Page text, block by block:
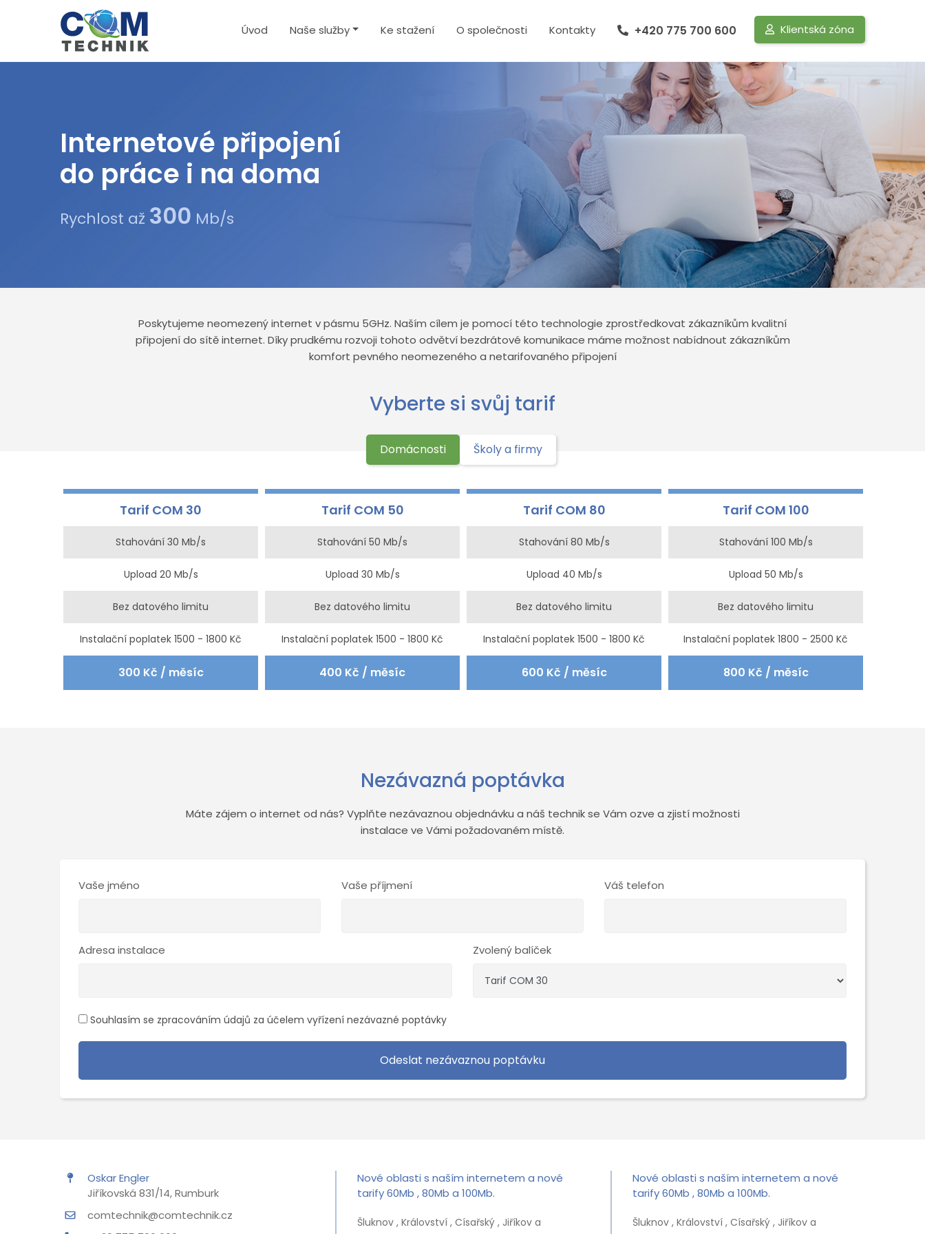
Úvod Naše služby Ke stažení O společnosti Kontakty +420 775 700 600 Klientská zóna
Internetové připojení
do práce i na doma
Rychlost až 300 Mb/s
Poskytujeme neomezený internet v pásmu 5GHz. Naším cílem je pomocí této technologie zprostředkovat zákazníkům kvalitní
připojení do sítě internet. Díky prudkému rozvoji tohoto odvětví bezdrátové komunikace máme možnost nabídnout zákazníkům
komfort pevného neomezeného a netarifovaného připojení
Vyberte si svůj tarif
Domácnosti Školy a firmy
Tarif COM 30
Stahování 30 Mb/s
Upload 20 Mb/s
Bez datového limitu
Instalační poplatek 1500 - 1800 Kč
300 Kč / měsíc
Tarif COM 50
Stahování 50 Mb/s
Upload 30 Mb/s
Bez datového limitu
Instalační poplatek 1500 - 1800 Kč
400 Kč / měsíc
Tarif COM 80
Stahování 80 Mb/s
Upload 40 Mb/s
Bez datového limitu
Instalační poplatek 1500 - 1800 Kč
600 Kč / měsíc
Tarif COM 100
Stahování 100 Mb/s
Upload 50 Mb/s
Bez datového limitu
Instalační poplatek 1800 - 2500 Kč
800 Kč / měsíc
Nezávazná poptávka
Máte zájem o internet od nás? Vyplňte nezávaznou objednávku a náš technik se Vám ozve a zjistí možnosti
instalace ve Vámi požadovaném místě.
Vaše jméno Vaše příjmení Váš telefon
Adresa instalace Zvolený balíček
Souhlasím se zpracováním údajů za účelem vyřízení nezávazné poptávky
Oskar Engler
Jiříkovská 831/14, Rumburk
comtechnik@comtechnik.cz
Nové oblasti s naším internetem a nové
tarify 60Mb , 80Mb a 100Mb.
Šluknov , Království , Císařský , Jiříkov a
Nové oblasti s naším internetem a nové
tarify 60Mb , 80Mb a 100Mb.
Šluknov , Království , Císařský , Jiříkov a